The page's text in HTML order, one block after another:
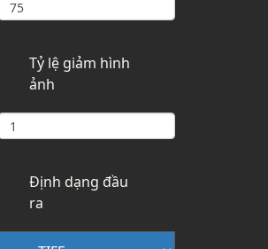
Tỷ lệ giảm hình
ảnh
Định dạng đầu
ra